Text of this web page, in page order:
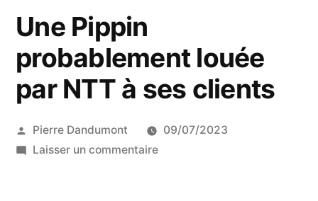
Une Pippin
probablement louée
par NTT à ses clients
Publié
par
Pierre Dandumont
09/07/2023
Laisser un commentairesur